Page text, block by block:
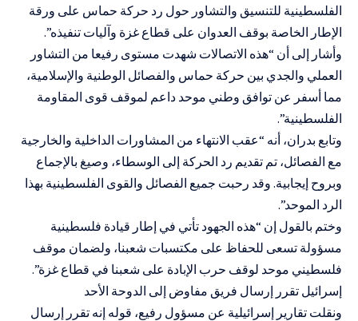
الفلسطينية للتنسيق والتشاور حول رد حركة حماس على ورقة
الإطار الخاصة بوقف العدوان على قطاع غزة وآليات تنفيذه”.
وأشار إلى أن “هذه الاتصالات شهدت مستوى رفيعا من التشاور
العملي والجدي بين حركة حماس والفصائل الوطنية والإسلامية،
مما أسفر عن توافق وطني موحد داعم لموقف قوى المقاومة
الفلسطينية”.
وتابع بدران، أنه “عقب الانتهاء من المشاورات الداخلية والخارجية
مع الفصائل، تم تقديم رد الحركة إلى الوسطاء، وصيغ بالإجماع
وبروح إيجابية. وقد رحبت جميع الفصائل والقوى الفلسطينية بهذا
الرد الموحد”.
وختم بالقول إن “هذه الجهود تأتي في إطار قيادة فلسطينية
مسؤولة تسعى للحفاظ على مكتسبات شعبنا، ولضمان موقف
فلسطيني موحد لوقف حرب الإبادة على شعبنا في قطاع غزة”.
إسرائيل تقرر إرسال فريق مفاوض إلى الدوحة الأحد
ونقلت تقارير إسرائيلية عن مسؤول رفيع، قوله إنه تقرر إرسال